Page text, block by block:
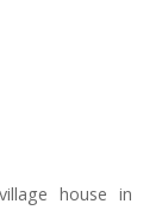
house in